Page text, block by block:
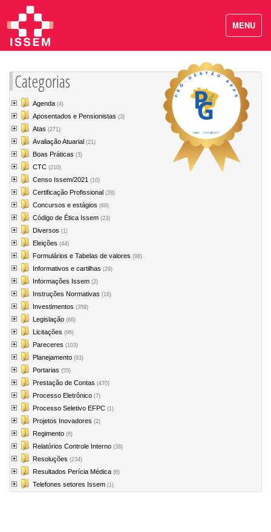
Categorias
Agenda (4)
Aposentados e Pensionistas (3)
Atas (271)
Avaliação Atuarial (21)
Boas Práticas (3)
CTC (210)
Censo Issem/2021 (10)
Certificação Profissional (28)
Concursos e estágios (68)
Código de Ética Issem (23)
Diversos (1)
Eleições (44)
Formulários e Tabelas de valores (98)
Informativos e cartilhas (29)
Informações Issem (2)
Instruções Normativas (16)
Investimentos (359)
Legislação (66)
Licitações (96)
Pareceres (103)
Planejamento (83)
Portarias (55)
Prestação de Contas (470)
Processo Eletrônico (7)
Processo Seletivo EFPC (1)
Projetos Inovadores (2)
Regimento (6)
Relatórios Controle Interno (38)
Resoluções (234)
Resultados Perícia Médica (8)
Telefones setores Issem (1)
MENU